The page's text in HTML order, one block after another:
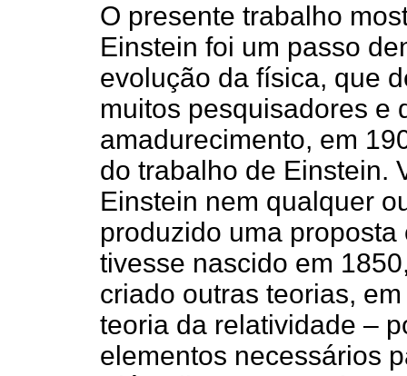
O presente trabalho
Einstein foi um passo
evolução da física, que
muitos pesquisadores e
amadurecimento, em
do trabalho de Einstein.
Einstein nem qualquer
produzido uma
tivesse nascido em
criado outras teorias,
teoria da relatividade –
elementos necessários